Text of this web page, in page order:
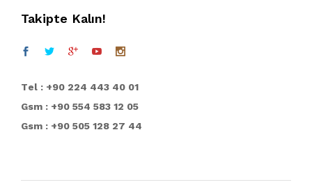
Takipte Kalın!
Tel : +90 224 443 40 01
Gsm : +90 554 583 12 05
Gsm : +90 505 128 27 44